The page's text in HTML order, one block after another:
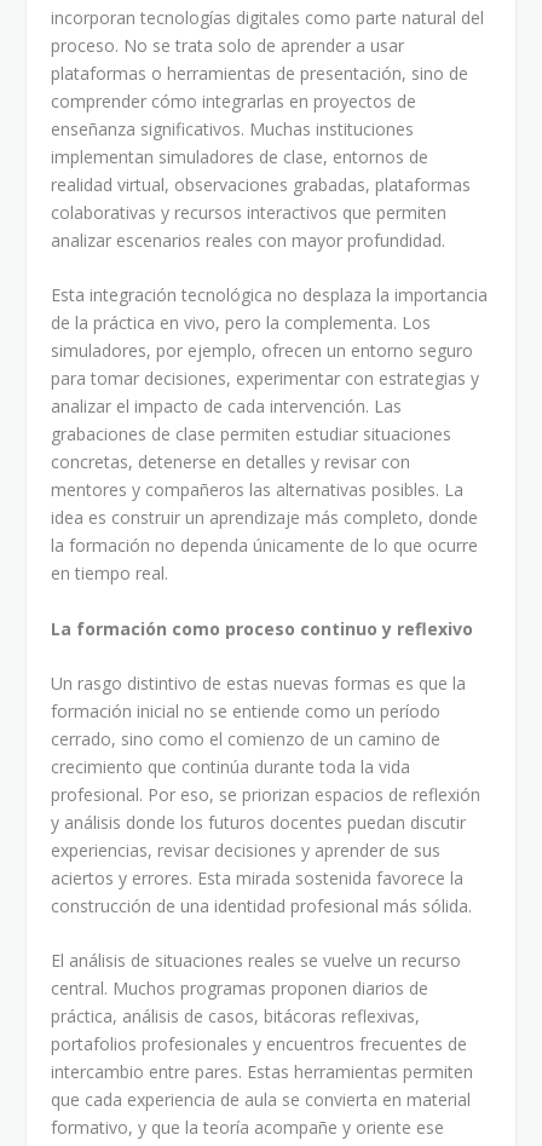
incorporan tecnologías digitales como parte natural del
proceso. No se trata solo de aprender a usar
plataformas o herramientas de presentación, sino de
comprender cómo integrarlas en proyectos de
enseñanza significativos. Muchas instituciones
implementan simuladores de clase, entornos de
realidad virtual, observaciones grabadas, plataformas
colaborativas y recursos interactivos que permiten
analizar escenarios reales con mayor profundidad.
Esta integración tecnológica no desplaza la importancia
de la práctica en vivo, pero la complementa. Los
simuladores, por ejemplo, ofrecen un entorno seguro
para tomar decisiones, experimentar con estrategias y
analizar el impacto de cada intervención. Las
grabaciones de clase permiten estudiar situaciones
concretas, detenerse en detalles y revisar con
mentores y compañeros las alternativas posibles. La
idea es construir un aprendizaje más completo, donde
la formación no dependa únicamente de lo que ocurre
en tiempo real.
La formación como proceso continuo y reflexivo
Un rasgo distintivo de estas nuevas formas es que la
formación inicial no se entiende como un período
cerrado, sino como el comienzo de un camino de
crecimiento que continúa durante toda la vida
profesional. Por eso, se priorizan espacios de reflexión
y análisis donde los futuros docentes puedan discutir
experiencias, revisar decisiones y aprender de sus
aciertos y errores. Esta mirada sostenida favorece la
construcción de una identidad profesional más sólida.
El análisis de situaciones reales se vuelve un recurso
central. Muchos programas proponen diarios de
práctica, análisis de casos, bitácoras reflexivas,
portafolios profesionales y encuentros frecuentes de
intercambio entre pares. Estas herramientas permiten
que cada experiencia de aula se convierta en material
formativo, y que la teoría acompañe y oriente ese